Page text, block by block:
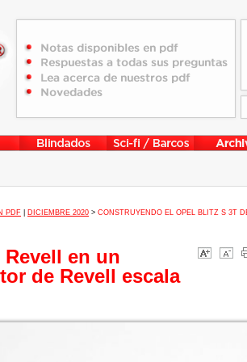
PDF DICIEMBRE 2020 > CONSTRUYENDO EL OPEL BLITZ S 3T
en un
de Revell escala